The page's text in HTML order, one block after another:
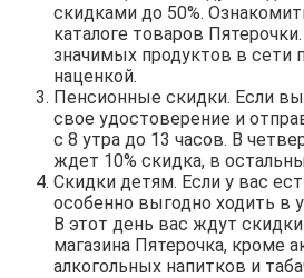
скидками до 50%.
каталоге товаров
значимых продуктов в сети
наценкой.
Пенсионные скидки. Если
свое удостоверение и
с 8 утра до 13 часов. В
ждет 10% скидка, в
Скидки детям. Если у вас
особенно выгодно ходить в
В этот день вас ждут
магазина Пятерочка, кроме
алкогольных напитков и